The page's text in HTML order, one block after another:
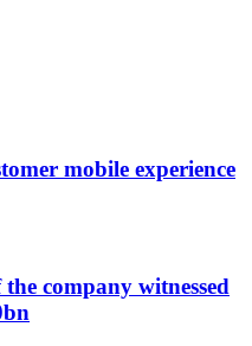
mobile experience
company witnessed